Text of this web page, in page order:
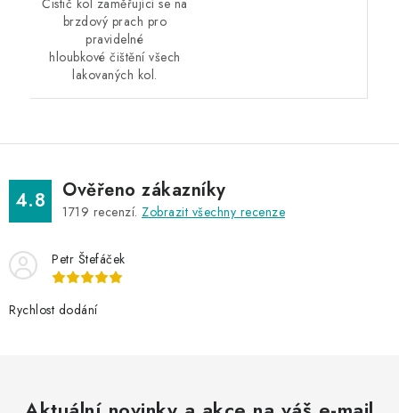
brzdový prach pro
pravidelné
hloubkové čištění všech
lakovaných kol.
4.8 Ověřeno zákazníky
1719 recenzí. Zobrazit všechny recenze
Petr Štefáček
Rychlost dodání